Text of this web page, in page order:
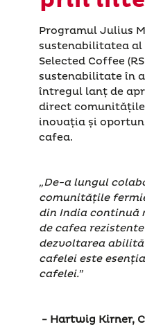
Programul Julius
sustenabilitatea al
Selected Coffee
sustenabilitate în
întregul lanț de
direct
inovația și
cafea.
„De-a lungul
comunitățile
din India continuă
de cafea
dezvoltarea
cafelei este
cafelei.”
- Hartwig Kirner,